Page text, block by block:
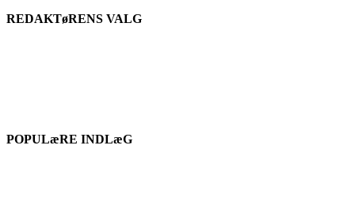
REDAKTøRENS VALG
POPULæRE INDLæG